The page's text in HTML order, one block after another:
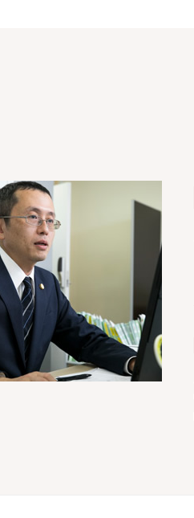
事故 訴訟 流れ
保険会社 示談
後遺障害 診断書 認定
保険会社 弁護士 委任
交通事故 むちうち
症状固定 慰謝料
示談交渉 自分で
むちうち 症状固定
症状固定後 治療費
交通事故 脳挫傷